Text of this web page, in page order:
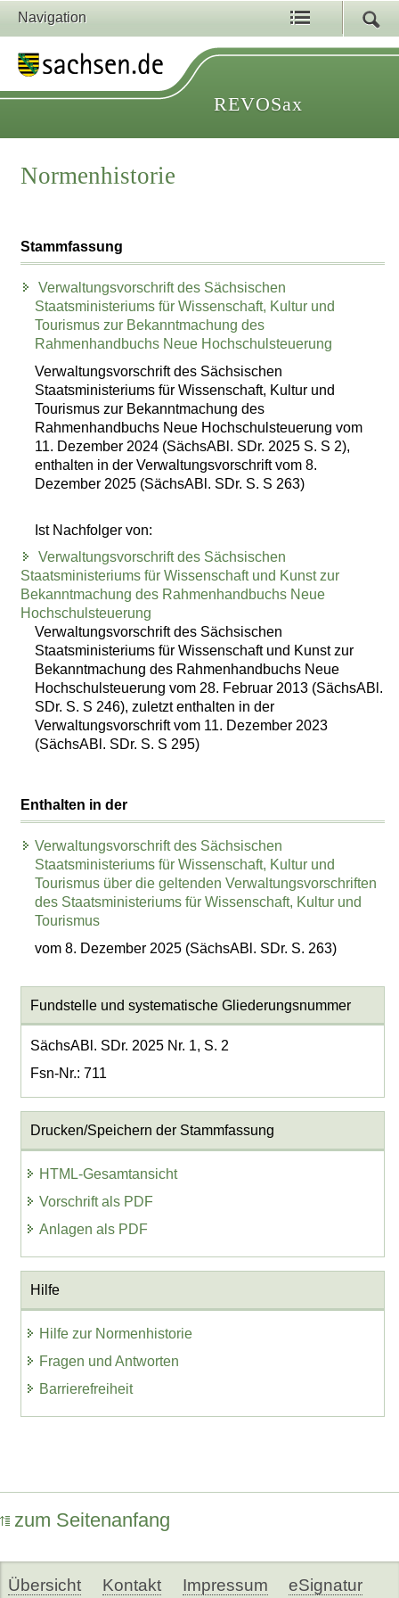
Navigation
REVOSax
Normenhistorie
Stammfassung
Verwaltungsvorschrift des Sächsischen
Staatsministeriums für Wissenschaft, Kultur und
Tourismus zur Bekanntmachung des
Rahmenhandbuchs Neue Hochschulsteuerung
Verwaltungsvorschrift des Sächsischen
Staatsministeriums für Wissenschaft, Kultur und
Tourismus zur Bekanntmachung des
Rahmenhandbuchs Neue Hochschulsteuerung vom
11. Dezember 2024 (SächsABl. SDr. 2025 S. S 2),
enthalten in der Verwaltungsvorschrift vom 8.
Dezember 2025 (SächsABl. SDr. S. S 263)
Ist Nachfolger von:
Verwaltungsvorschrift des Sächsischen
Staatsministeriums für Wissenschaft und Kunst zur
Bekanntmachung des Rahmenhandbuchs Neue
Hochschulsteuerung
Verwaltungsvorschrift des Sächsischen
Staatsministeriums für Wissenschaft und Kunst zur
Bekanntmachung des Rahmenhandbuchs Neue
Hochschulsteuerung vom 28. Februar 2013 (SächsABl.
SDr. S. S 246), zuletzt enthalten in der
Verwaltungsvorschrift vom 11. Dezember 2023
(SächsABl. SDr. S. S 295)
Enthalten in der
Verwaltungsvorschrift des Sächsischen
Staatsministeriums für Wissenschaft, Kultur und
Tourismus über die geltenden Verwaltungsvorschriften
des Staatsministeriums für Wissenschaft, Kultur und
Tourismus
vom 8. Dezember 2025 (SächsABl. SDr. S. 263)
Fundstelle und systematische Gliederungsnummer
SächsABl. SDr. 2025 Nr. 1, S. 2
Fsn-Nr.: 711
Drucken/Speichern der Stammfassung
HTML-Gesamtansicht
Vorschrift als PDF
Anlagen als PDF
Hilfe
Hilfe zur Normenhistorie
Fragen und Antworten
Barrierefreiheit
zum Seitenanfang
Übersicht Kontakt Impressum eSignatur